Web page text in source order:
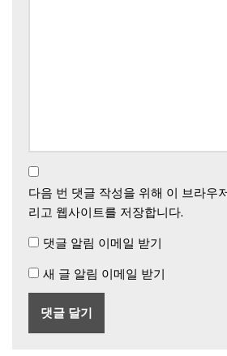
다음 번 댓글 작성을 위해 이 브라우
리고 웹사이트를 저장합니다.
댓글 알림 이메일 받기
새 글 알림 이메일 받기